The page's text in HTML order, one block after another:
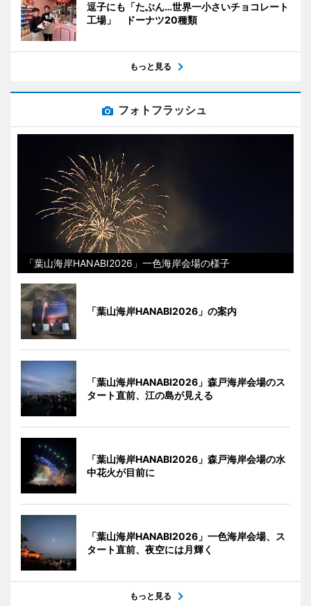
逗子にも「たぶん…世界一小さいチョコレート
工場」 ドーナツ20種類
もっと見る
フォトフラッシュ
「葉山海岸HANABI2026」一色海岸会場の様子
「葉山海岸HANABI2026」の案内
「葉山海岸HANABI2026」森戸海岸会場のス
タート直前、江の島が見える
「葉山海岸HANABI2026」森戸海岸会場の水
中花火が目前に
「葉山海岸HANABI2026」一色海岸会場、ス
タート直前、夜空には月輝く
もっと見る